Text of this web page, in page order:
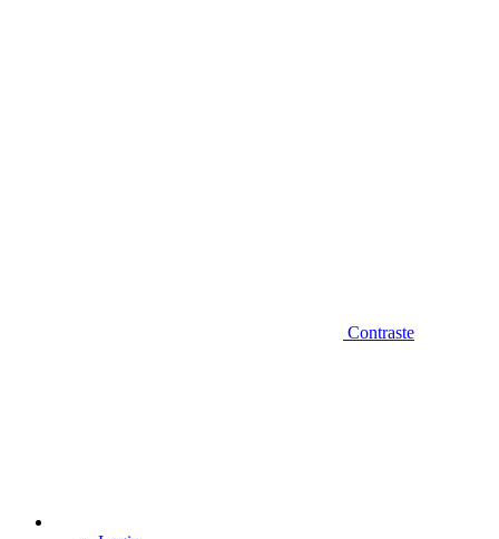
Contraste